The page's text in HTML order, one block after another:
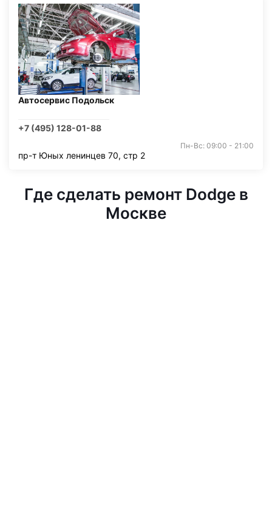
Автосервис Подольск
+7 (495) 128-01-88
Пн-Вс: 09:00 - 21:00
пр-т Юных ленинцев 70, стр 2
Где сделать ремонт Dodge в
Москве